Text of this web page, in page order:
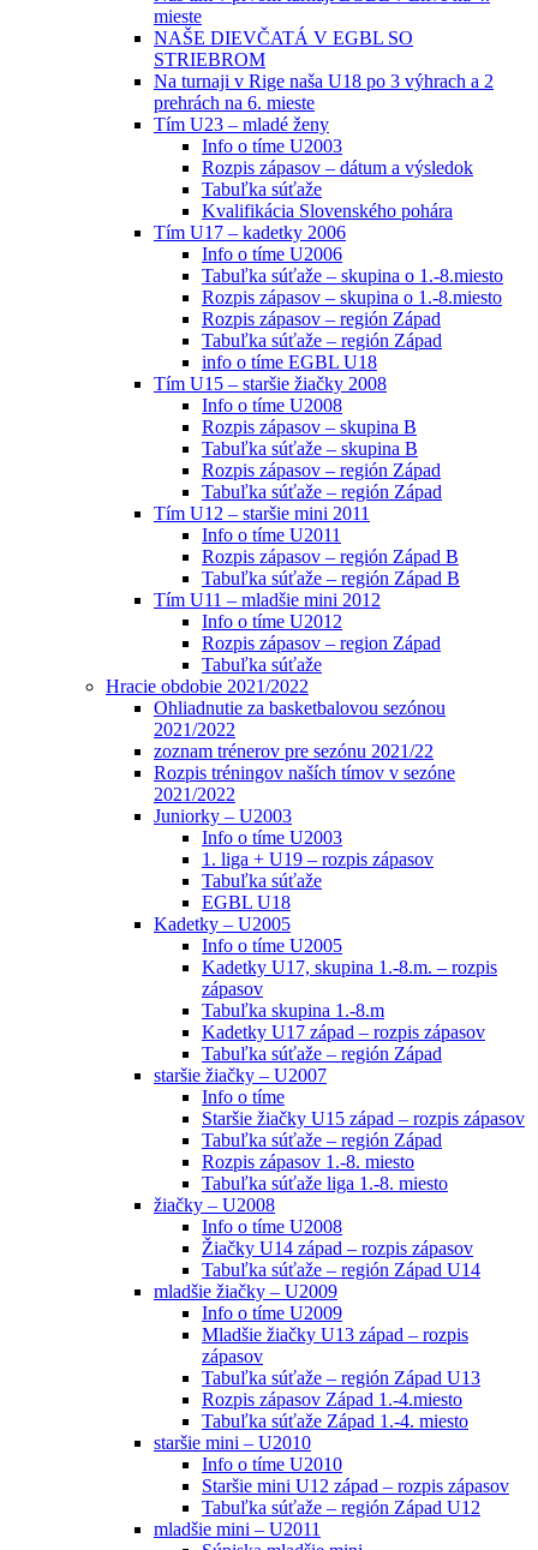
mieste
NAŠE DIEVČATÁ V EGBL SO
STRIEBROM
Na turnaji v Rige naša U18 po 3 výhrach a 2
prehrách na 6. mieste
Tím U23 – mladé ženy
Info o tíme U2003
Rozpis zápasov – dátum a výsledok
Tabuľka súťaže
Kvalifikácia Slovenského pohára
Tím U17 – kadetky 2006
Info o tíme U2006
Tabuľka súťaže – skupina o 1.-8.miesto
Rozpis zápasov – skupina o 1.-8.miesto
Rozpis zápasov – región Západ
Tabuľka súťaže – región Západ
info o tíme EGBL U18
Tím U15 – staršie žiačky 2008
Info o tíme U2008
Rozpis zápasov – skupina B
Tabuľka súťaže – skupina B
Rozpis zápasov – región Západ
Tabuľka súťaže – región Západ
Tím U12 – staršie mini 2011
Info o tíme U2011
Rozpis zápasov – región Západ B
Tabuľka súťaže – región Západ B
Tím U11 – mladšie mini 2012
Info o tíme U2012
Rozpis zápasov – region Západ
Tabuľka súťaže
Hracie obdobie 2021/2022
Ohliadnutie za basketbalovou sezónou
2021/2022
zoznam trénerov pre sezónu 2021/22
Rozpis tréningov naších tímov v sezóne
2021/2022
Juniorky – U2003
Info o tíme U2003
1. liga + U19 – rozpis zápasov
Tabuľka súťaže
EGBL U18
Kadetky – U2005
Info o tíme U2005
Kadetky U17, skupina 1.-8.m. – rozpis
zápasov
Tabuľka skupina 1.-8.m
Kadetky U17 západ – rozpis zápasov
Tabuľka súťaže – región Západ
staršie žiačky – U2007
Info o tíme
Staršie žiačky U15 západ – rozpis zápasov
Tabuľka súťaže – región Západ
Rozpis zápasov 1.-8. miesto
Tabuľka súťaže liga 1.-8. miesto
žiačky – U2008
Info o tíme U2008
Žiačky U14 západ – rozpis zápasov
Tabuľka súťaže – región Západ U14
mladšie žiačky – U2009
Info o tíme U2009
Mladšie žiačky U13 západ – rozpis
zápasov
Tabuľka súťaže – región Západ U13
Rozpis zápasov Západ 1.-4.miesto
Tabuľka súťaže Západ 1.-4. miesto
staršie mini – U2010
Info o tíme U2010
Staršie mini U12 západ – rozpis zápasov
Tabuľka súťaže – región Západ U12
mladšie mini – U2011